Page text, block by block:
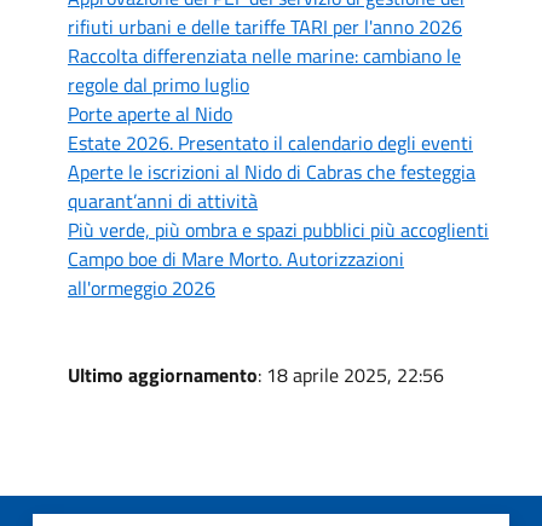
rifiuti urbani e delle tariffe TARI per l'anno 2026
Raccolta differenziata nelle marine: cambiano le
regole dal primo luglio
Porte aperte al Nido
Estate 2026. Presentato il calendario degli eventi
Aperte le iscrizioni al Nido di Cabras che festeggia
quarant’anni di attività
Più verde, più ombra e spazi pubblici più accoglienti
Campo boe di Mare Morto. Autorizzazioni
all'ormeggio 2026
Ultimo aggiornamento: 18 aprile 2025, 22:56